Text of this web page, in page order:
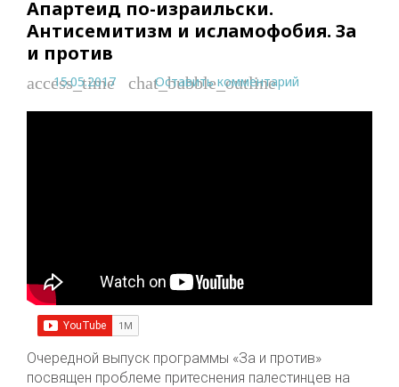
Апартеид по-израильски.
Антисемитизм и исламофобия. За
и против
access_time
15.05.2017 chat_bubble_outline
Оставить комментарий
Очередной выпуск программы «За и против»
посвящен проблеме притеснения палестинцев на